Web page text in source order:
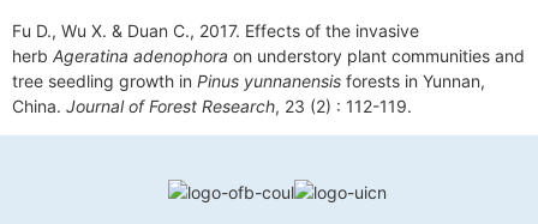
Fu D., Wu X. & Duan C., 2017. Effects of the invasive
herb Ageratina adenophora on understory plant communities and
tree seedling growth in Pinus yunnanensis forests in Yunnan,
China. Journal of Forest Research, 23 (2) : 112-119.